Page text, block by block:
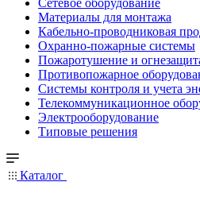
Сетевое оборудование
Материалы для монтажа
Кабельно-проводниковая
Охранно-пожарные системы
Пожаротушение и
Противопожарное
Системы контроля и учета
Телекоммуникационное
Электрооборудование
Типовые решения
Каталог